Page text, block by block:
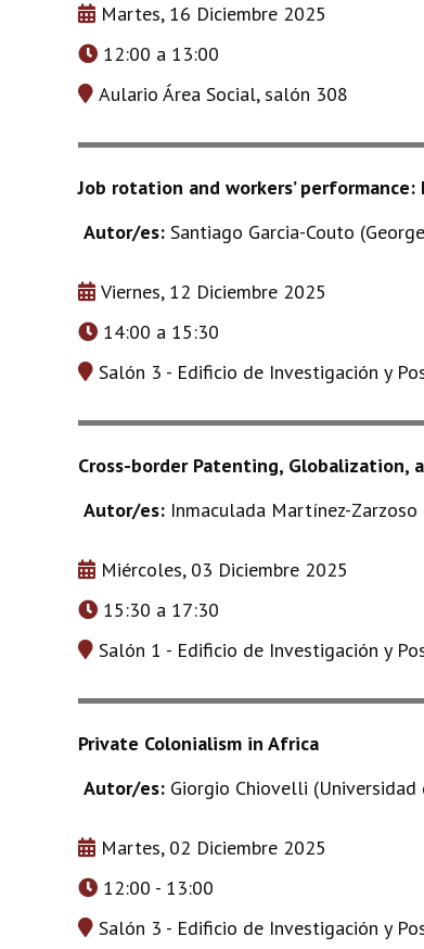
Martes, 16 Diciembre 2025
12:00 a 13:00
Aulario Área Social, salón 308
Job rotation and workers’
Autor/es: Santiago Garcia-Couto
Viernes, 12 Diciembre 2025
14:00 a 15:30
Salón 3 - Edificio de Investigación y
Cross-border Patenting, Globalization,
Autor/es: Inmaculada Martínez-
Miércoles, 03 Diciembre 2025
15:30 a 17:30
Salón 1 - Edificio de Investigación y
Private Colonialism in Africa
Autor/es: Giorgio Chiovelli
Martes, 02 Diciembre 2025
12:00 - 13:00
Salón 3 - Edificio de Investigación y